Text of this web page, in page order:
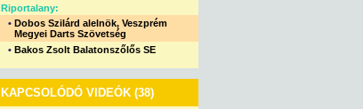
Riportalany:
• Dobos Szilárd alelnök, Veszprém
Megyei Darts Szövetség
• Bakos Zsolt Balatonszőlős SE
KAPCSOLÓDÓ VIDEÓK (38)